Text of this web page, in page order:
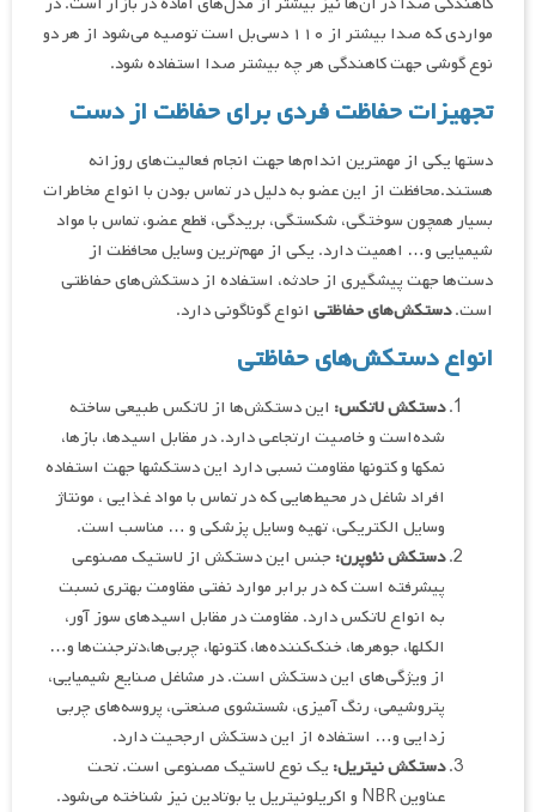
مواردی که صدا بیشتر از ۱۱۰ دسی‌بل است توصیه می‌شود از هر دو
نوع گوشی جهت کاهندگی هر چه بیشتر صدا استفاده شود.
تجهیزات حفاظت فردی برای حفاظت از دست‌
دستها یکی از مهمترین اندام‌ها جهت انجام فعالیت‌های روزانه
هستند.محافظت از این عضو به دلیل در تماس بودن با انواع مخاطرات
بسیار همچون سوختگی، شکستگی، بریدگی، قطع عضو، تماس با مواد
شیمیایی و… اهمیت دارد. یکی از مهم‌ترین وسایل محافظت از
دست‌ها جهت پیشگیری از حادثه، استفاده از دستکش‌های حفاظتی
است.دستکش‌های حفاظتی انواع گوناگونی دارد.
انواع دستکش‌های حفاظتی
دستکش لاتکس: این دستکش‌ها از لاتکس طبیعی ساخته
شده‌است و خاصیت ارتجاعی دارد. در مقابل اسیدها، بازها،
نمکها و کتونها مقاومت نسبی دارد این دستکشها جهت استفاده
افراد شاغل در محیط‌هایی که در تماس با مواد غذایی ، مونتاژ
وسایل الکتریکی، تهیه وسایل پزشکی و … مناسب است.
دستکش نئوپرن: جنس این دستکش از لاستیک مصنوعی
پیشرفته است که در برابر موارد نفتی مقاومت بهتری نسبت
به انواع لاتکس دارد. مقاومت در مقابل اسیدهای سوز آور،
الکلها، جوهرها، خنک‌کننده‌ها، کتونها، چربی‌ها،دترجنت‌ها و…
از ویژگی‌های این دستکش است. در مشاغل صنایع شیمیایی،
پتروشیمی، رنگ آمیزی، شستشوی صنعتی، پروسه‌های چربی
زدایی و… استفاده از این دستکش ارجحیت دارد.
دستکش نیتریل: یک نوع لاستیک مصنوعی است. تحت
عناوین NBR و اکریلونیتریل یا بوتادین نیز شناخته می‌شود.